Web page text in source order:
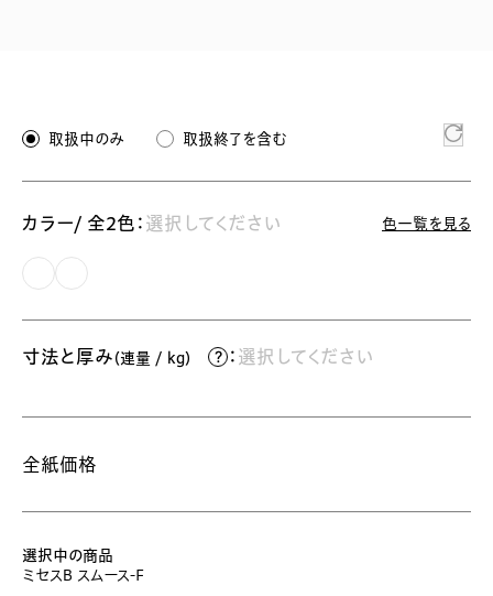
取扱中のみ 取扱終了を含む
カラー/ 全2色： 選択してください 色一覧を見る
寸法と厚み （連量 / kg） ： 選択してください
全紙価格
選択中の商品
ミセスB スムース-Ｆ